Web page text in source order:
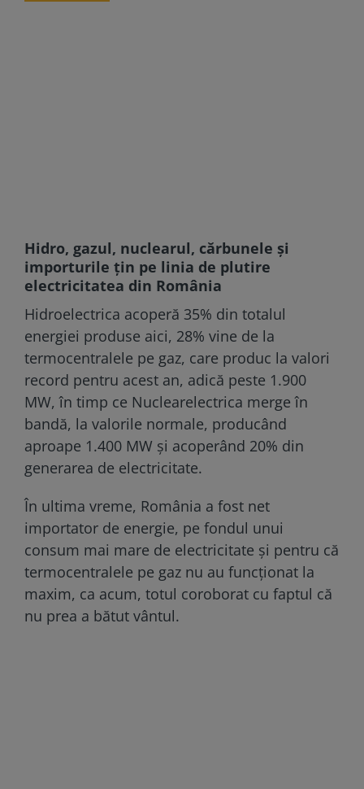
Hidro, gazul, nuclearul, cărbunele și
importurile țin pe linia de plutire
electricitatea din România
Hidroelectrica acoperă 35% din totalul
energiei produse aici, 28% vine de la
termocentralele pe gaz, care produc la valori
record pentru acest an, adică peste 1.900
MW, în timp ce Nuclearelectrica merge în
bandă, la valorile normale, producând
aproape 1.400 MW și acoperând 20% din
generarea de electricitate.
În ultima vreme, România a fost net
importator de energie, pe fondul unui
consum mai mare de electricitate și pentru că
termocentralele pe gaz nu au funcționat la
maxim, ca acum, totul coroborat cu faptul că
nu prea a bătut vântul.